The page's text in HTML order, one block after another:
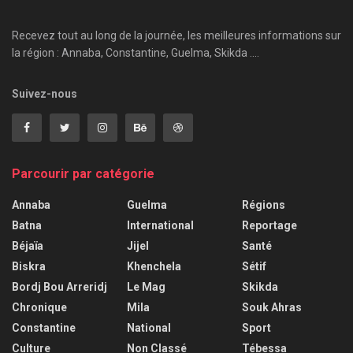
Recevez tout au long de la journée, les meilleures informations sur
la région : Annaba, Constantine, Guelma, Skikda ....
Suivez-nous
Parcourir par catégorie
Annaba
Batna
Béjaïa
Biskra
Bordj Bou Arreridj
Chronique
Constantine
Culture
Guelma
International
Jijel
Khenchela
Le Mag
Mila
National
Non Classé
Régions
Reportage
Santé
Sétif
Skikda
Souk Ahras
Sport
Tébessa